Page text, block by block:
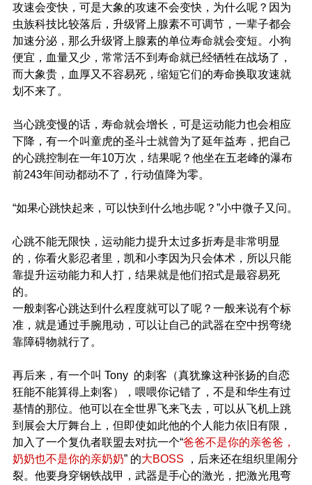
攻速会变快，可是大象的攻速不会变快，为什么呢？因为
虫族科技比较落后，升级肾上腺素不可调节，一辈子都会
加速分泌，那么升级肾上腺素的单位寿命就会变短。小狗
便宜，血量又少，常常活不到寿命就已经牺牲在战场了，
而大象贵，血厚又不容易死，缩短它们的寿命换取攻速就
划不来了。
当心跳变慢的话，寿命就会增长，可是运动能力也会相应
下降，有一个叫童虎的圣斗士就曾为了延年益寿，把自己
的心跳控制在一年10万次，结果呢？他坐在五老峰的瀑布
前243年间动都动不了，行动值降为零。
“如果心跳快起来，可以快到什么地步呢？”小中微子又问。
心跳不能无限快，运动能力提升太过多折寿是非常明显
的，你看火影忍者里，凯和小李因为只会体术，所以只能
靠提升运动能力和人打，结果就是他们招式是最容易死
的。
一般刺客心跳达到什么程度就可以了呢？一般来说有个标
准，就是通过手腕甩动，可以让自己的武器在空中拐弯绕
靠障碍物就行了。
再后来，有一个叫 Tony 的刺客（真犹豫这种张扬的自恋
狂能不能算得上刺客），喂喂你记错了，不是和华生有过
基情的那位。他可以在全世界飞来飞去，可以从飞机上跳
到展会大厅舞台上，但即使如此他的个人能力依旧有限，
加入了一个复仇者联盟去对抗一个“爸爸不是你的亲爸爸，
奶奶也不是你的亲奶奶” 的大BOSS ，后来还在组织里闹分
裂。他要身穿钢铁战甲，武器是手心的激光，把激光甩弯